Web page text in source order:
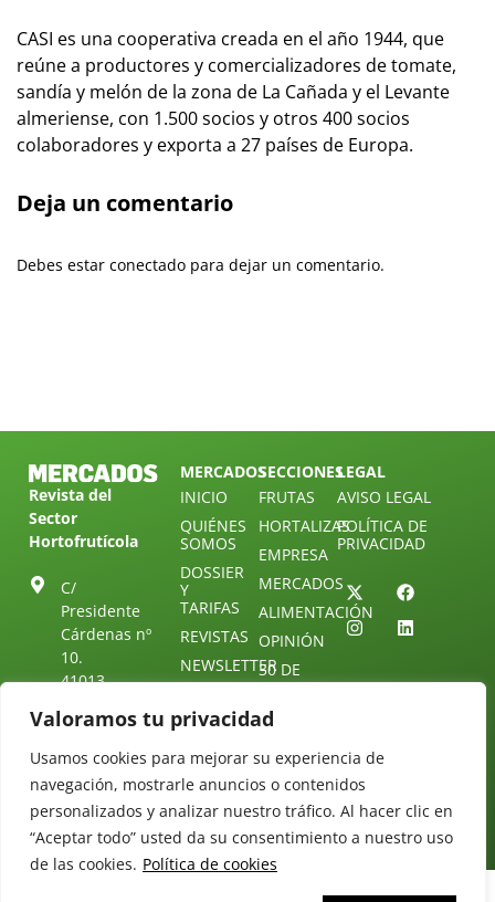
Valoramos tu privacidad
Usamos cookies para mejorar su experiencia de
navegación, mostrarle anuncios o contenidos
personalizados y analizar nuestro tráfico. Al hacer clic en
“Aceptar todo” usted da su consentimiento a nuestro uso
de las cookies. Política de cookies
CASI es una cooperativa creada en el año 1944, que
reúne a productores y comercializadores de tomate,
sandía y melón de la zona de La Cañada y el Levante
almeriense, con 1.500 socios y otros 400 socios
colaboradores y exporta a 27 países de Europa.
Deja un comentario
Debes estar conectado para dejar un comentario.
Revista del
Sector
Hortofrutícola
C/
Presidente
Cárdenas nº
10.
41013
ESPAÑA
Tel: (+34) 954
25 88 51
redaccion@revistamercados.com
MERCADOS
INICIO
QUIÉNES
SOMOS
DOSSIER
Y
TARIFAS
REVISTAS
NEWSLETTER
ÚNETE A
TELEGRAM
CONTACTO
SECCIONES
FRUTAS
HORTALIZAS
EMPRESA
MERCADOS
ALIMENTACIÓN
OPINIÓN
30 DE
30
DIRECTORIO
LEGAL
AVISO LEGAL
POLÍTICA DE
PRIVACIDAD